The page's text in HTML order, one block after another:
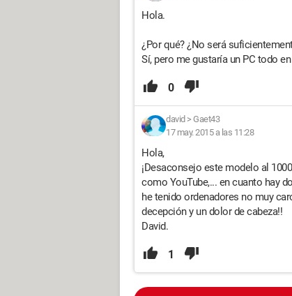
Hola.
¿Por qué? ¿No será
Sí, pero me gustaría un PC todo
0
david > Gaet43
17 may. 2015 a las 11:28
Hola,
¡Desaconsejo este modelo al
como YouTube,... en cuanto hay
he tenido ordenadores no muy
decepción y un dolor de cabeza!!
David.
1